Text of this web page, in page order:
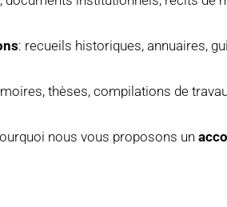
: recueils historiques, annuaires,
thèses, compilations de
nous vous proposons un